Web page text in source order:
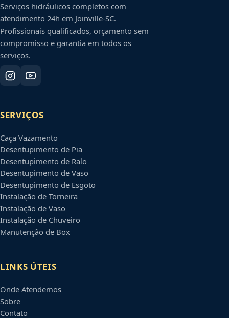
Serviços hidráulicos completos com
atendimento 24h em Joinville-SC.
Profissionais qualificados, orçamento sem
compromisso e garantia em todos os
serviços.
SERVIÇOS
Caça Vazamento
Desentupimento de Pia
Desentupimento de Ralo
Desentupimento de Vaso
Desentupimento de Esgoto
Instalação de Torneira
Instalação de Vaso
Instalação de Chuveiro
Manutenção de Box
LINKS ÚTEIS
Onde Atendemos
Sobre
Contato